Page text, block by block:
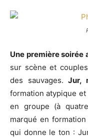
Une première soirée
sur scène et
des sauvages.Jur,
formation atypique
en groupe (à
marqué en
qui donne le ton :